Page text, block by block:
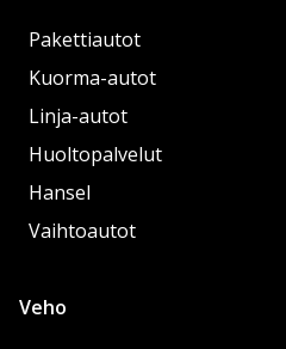
Pakettiautot
Kuorma-autot
Linja-autot
Huoltopalvelut
Hansel
Vaihtoautot
Veho